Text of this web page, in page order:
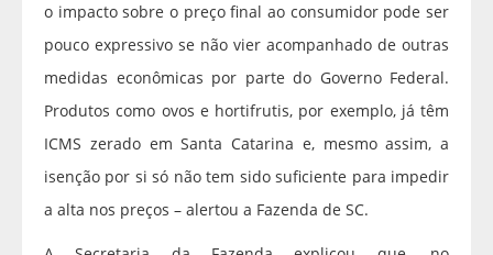
o impacto sobre o preço final ao consumidor pode ser
pouco expressivo se não vier acompanhado de outras
medidas econômicas por parte do Governo Federal.
Produtos como ovos e hortifrutis, por exemplo, já têm
ICMS zerado em Santa Catarina e, mesmo assim, a
isenção por si só não tem sido suficiente para impedir
a alta nos preços – alertou a Fazenda de SC.